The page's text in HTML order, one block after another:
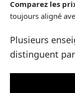
Comparez les
toujours aligné
Plusieurs
distinguent